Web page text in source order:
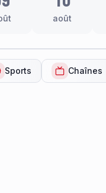
août
Sports Chaînes